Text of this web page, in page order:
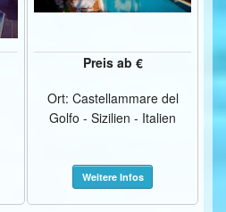
Preis ab €
Ort: Castellammare del
Golfo - Sizilien - Italien
Weitere Infos